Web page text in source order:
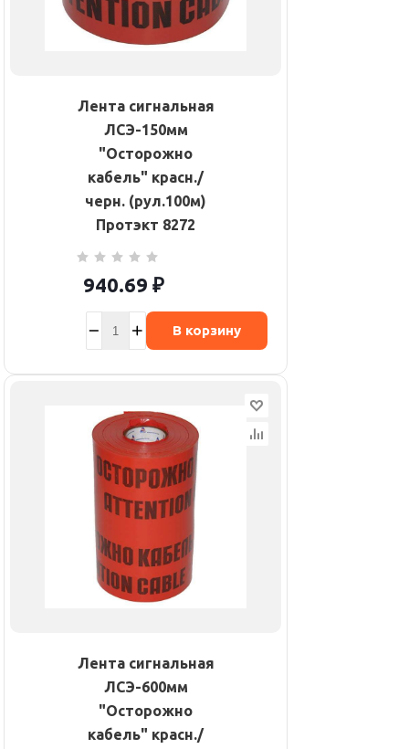
Лента сигнальная
ЛСЭ-150мм
"Осторожно
кабель" красн./
черн. (рул.100м)
Протэкт 8272
940.69 ₽
В корзину
Лента сигнальная
ЛСЭ-600мм
"Осторожно
кабель" красн./